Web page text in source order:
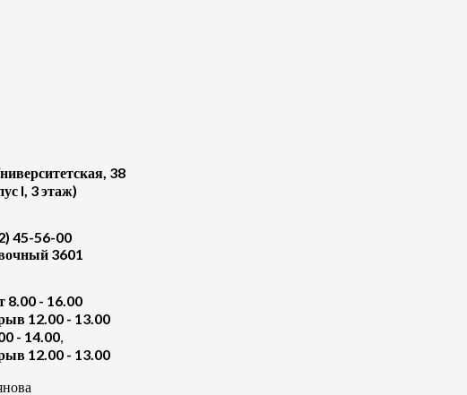
38
I, 3 этаж)
45-56-00
3601
8.00 - 16.00
12.00 - 13.00
- 14.00
12.00 - 13.00